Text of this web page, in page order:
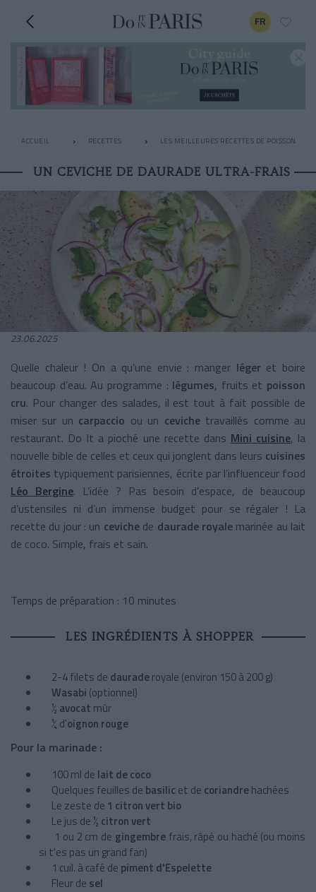
FR
ACCUEIL RECETTES LES MEILLEURES RECETTES DE POISSON
UN CEVICHE DE DAURADE ULTRA-FRAIS
23.06.2025
Quelle chaleur ! On a qu’une envie : manger léger et boire
beaucoup d’eau. Au programme : légumes, fruits et poisson
cru. Pour changer des salades, il est tout à fait possible de
miser sur un carpaccio ou un ceviche travaillés comme au
restaurant. Do It a pioché une recette dans Mini cuisine, la
nouvelle bible de celles et ceux qui jonglent dans leurs cuisines
étroites typiquement parisiennes, écrite par l’influenceur food
Léo Bergine. L’idée ? Pas besoin d’espace, de beaucoup
d’ustensiles ni d’un immense budget pour se régaler ! La
recette du jour : un ceviche de daurade royale marinée au lait
de coco. Simple, frais et sain.
Temps de préparation : 10 minutes
LES INGRÉDIENTS À SHOPPER
2-4 filets de dauraderoyale (environ 150 à 200 g)
Wasabi (optionnel)
½ avocat mûr
¼ d'oignon rouge
Pour la marinade :
100 ml de lait de coco
Quelques feuilles de basilic et de coriandrehachées
Le zeste de 1 citron vert bio
Le jus de ½ citron vert
1 ou 2 cm de gingembre frais, râpé ou haché (ou moins
si t'es pas un grand fan)
1 cuil. à café de piment d'Espelette
Fleur de sel